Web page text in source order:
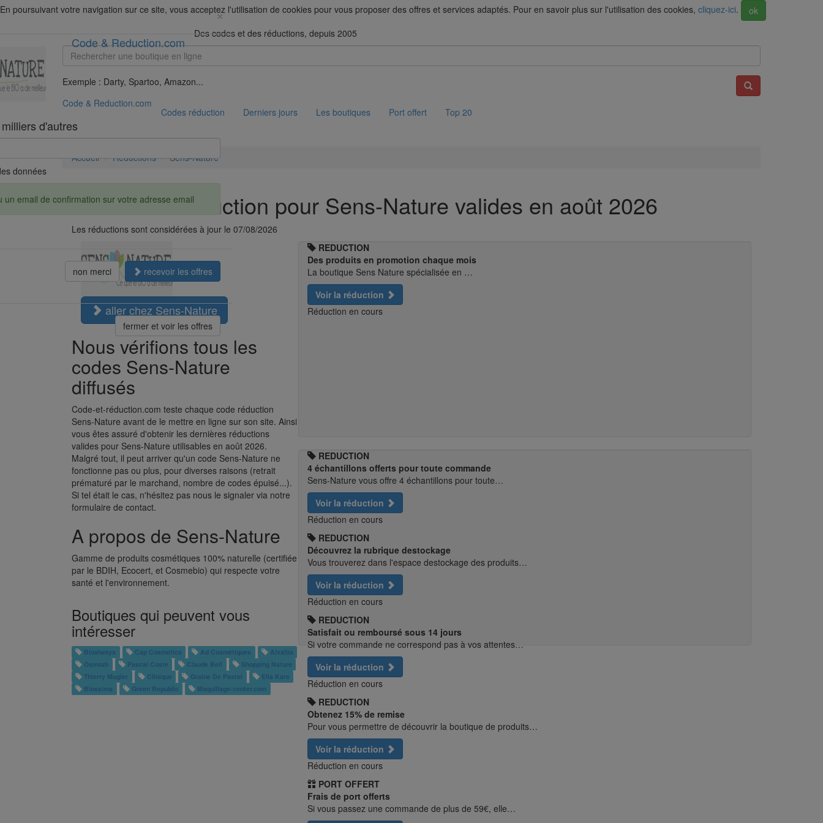
En poursuivant votre navigation sur ce site, vous acceptez l'utilisation de cookies pour vous proposer des offres et services adaptés. Pour en savoir plus sur l'utilisation des cookies, cliquez-ici. ok
Code & Reduction.com
Des codes et des réductions, depuis 2005
Exemple : Darty, Spartoo, Amazon...
Code & Reduction.com
Codes réduction Derniers jours Les boutiques Port offert Top 20
Accueil Réductions Sens-Nature
Les codes réduction pour Sens-Nature valides en août 2026
Les réductions sont considérées à jour le 07/08/2026
aller chez Sens-Nature
Nous vérifions tous les
codes Sens-Nature
diffusés
Code-et-réduction.com teste chaque code réduction
Sens-Nature avant de le mettre en ligne sur son site. Ainsi
vous êtes assuré d'obtenir les dernières réductions
valides pour Sens-Nature utilisables en août 2026.
Malgré tout, il peut arriver qu'un code Sens-Nature ne
fonctionne pas ou plus, pour diverses raisons (retrait
prématuré par le marchand, nombre de codes épuisé...).
Si tel était le cas, n'hésitez pas nous le signaler via notre
formulaire de contact.
A propos de Sens-Nature
Gamme de produits cosmétiques 100% naturelle (certifiée
par le BDIH, Ecocert, et Cosmebio) qui respecte votre
santé et l'environnement.
Boutiques qui peuvent vous
intéresser
Bioalways Cap Cosmetics Ad Cosmétiques
Aixallia
Osmozh
Pascal Coste Claude Bell
Shopping Nature
Thierry Mugler
Clinique Graine De Pastel
Ella Kare
Biossima
Green Republic Maquillage-center.com
REDUCTION
Des produits en promotion chaque mois
La boutique Sens Nature spécialisée en …
Voir la réduction
Réduction en cours
REDUCTION
4 échantillons offerts pour toute commande
Sens-Nature vous offre 4 échantillons pour toute…
Voir la réduction
Réduction en cours
REDUCTION
Découvrez la rubrique destockage
Vous trouverez dans l'espace destockage des produits…
Voir la réduction
Réduction en cours
REDUCTION
Satisfait ou remboursé sous 14 jours
Si votre commande ne correspond pas à vos attentes…
Voir la réduction
Réduction en cours
REDUCTION
Obtenez 15% de remise
Pour vous permettre de découvrir la boutique de produits…
Voir la réduction
Réduction en cours
PORT OFFERT
Frais de port offerts
Si vous passez une commande de plus de 59€, elle…
×
d'autres
données
email de confirmation sur votre adresse email
non merci recevoir les offres
fermer et voir les offres